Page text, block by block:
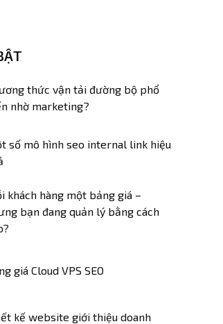
thức vận tải đường bộ phổ
nhờ marketing?
số mô hình seo internal link hiệu
khách hàng một bảng giá –
bạn đang quản lý bằng cách
giá Cloud VPS SEO
kế website giới thiệu doanh